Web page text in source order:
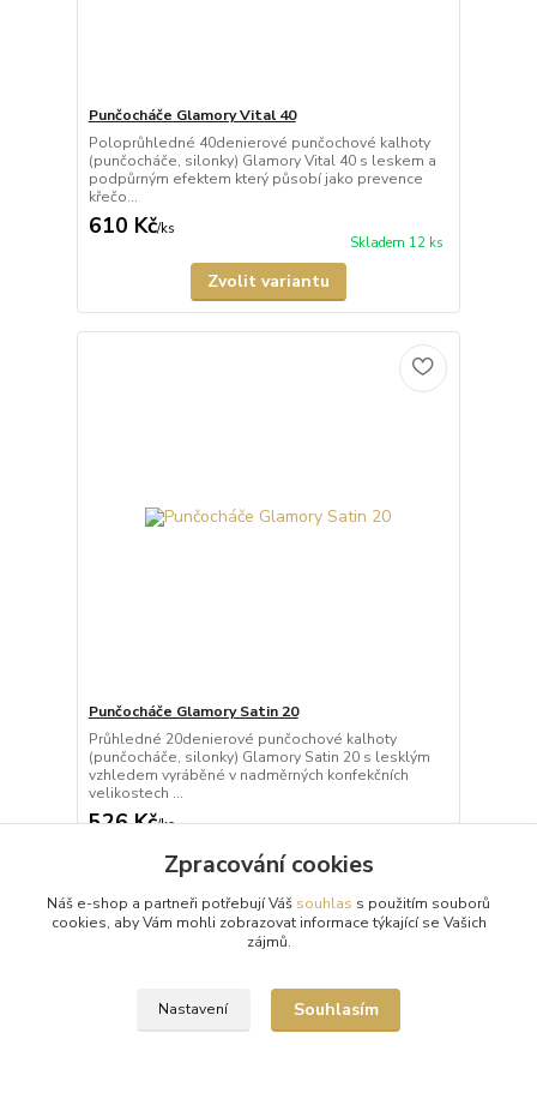
Punčocháče Glamory Vital 40
Poloprůhledné 40denierové punčochové kalhoty
(punčocháče, silonky) Glamory Vital 40 s leskem a
podpůrným efektem který působí jako prevence
křečo...
610 Kč/ks
Skladem 12 ks
Zvolit variantu
Punčocháče Glamory Satin 20
Průhledné 20denierové punčochové kalhoty
(punčocháče, silonky) Glamory Satin 20 s lesklým
vzhledem vyráběné v nadměrných konfekčních
velikostech ...
526 Kč/ks
Zvolit variantu
strana další
Zpracování cookies
Náš e-shop a partneři potřebují Váš souhlas s použitím souborů
cookies, aby Vám mohli zobrazovat informace týkající se Vašich
zájmů.
Nastavení Souhlasím